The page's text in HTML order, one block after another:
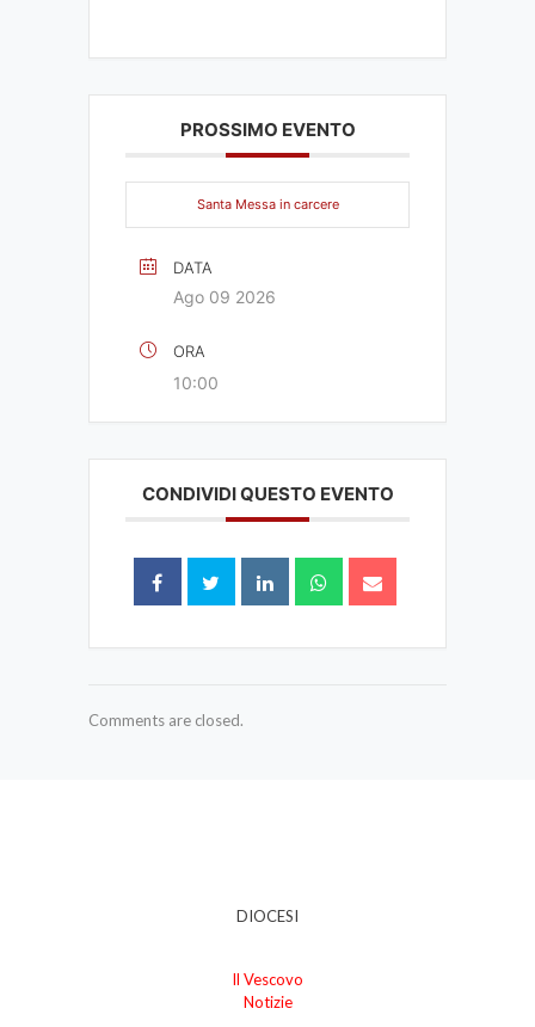
PROSSIMO EVENTO
Santa Messa in carcere
DATA
Ago 09 2026
ORA
10:00
CONDIVIDI QUESTO EVENTO
Comments are closed.
DIOCESI
Il Vescovo
Notizie